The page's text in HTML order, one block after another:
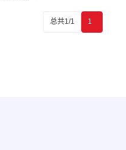
总共1/1 1